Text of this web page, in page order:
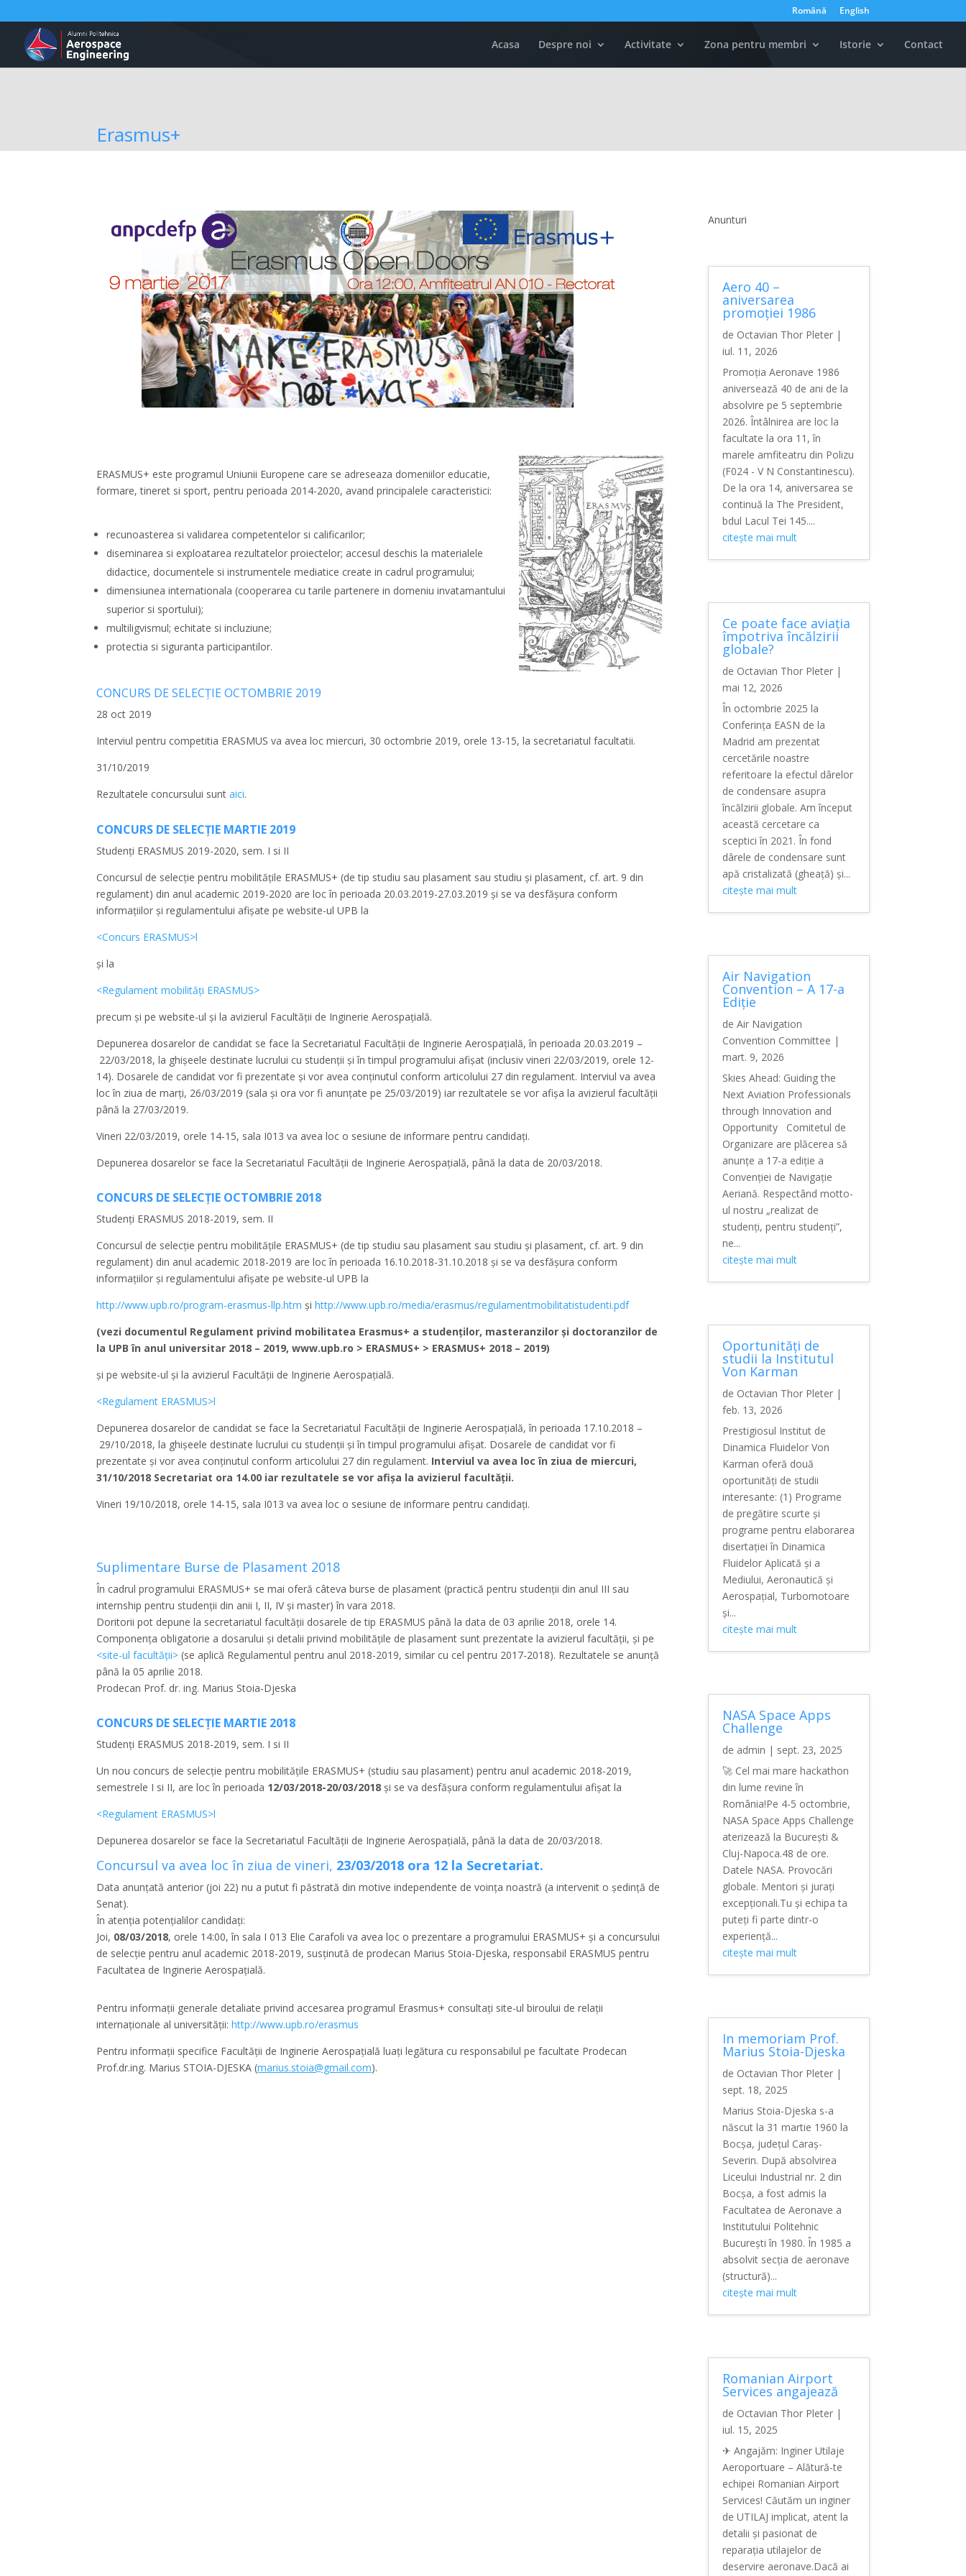
Română English
Acasa Despre noi Activitate Zona pentru membri Istorie Contact
Erasmus+
ERASMUS+ este programul Uniunii Europene care se adreseaza domeniilor educatie,
formare, tineret si sport, pentru perioada 2014-2020, avand principalele caracteristici:
recunoasterea si validarea competentelor si calificarilor;
diseminarea si exploatarea rezultatelor proiectelor; accesul deschis la materialele
didactice, documentele si instrumentele mediatice create in cadrul programului;
dimensiunea internationala (cooperarea cu tarile partenere in domeniu invatamantului
superior si sportului);
multiligvismul; echitate si incluziune;
protectia si siguranta participantilor.
CONCURS DE SELECȚIE OCTOMBRIE 2019
28 oct 2019
Interviul pentru competitia ERASMUS va avea loc miercuri, 30 octombrie 2019, orele 13-15, la secretariatul facultatii.
31/10/2019
Rezultatele concursului suntaici.
CONCURS DE SELECȚIE MARTIE 2019
Studenți ERASMUS 2019-2020, sem. I si II
Concursul de selecție pentru mobilitățile ERASMUS+ (de tip studiu sau plasament sau studiu și plasament, cf. art. 9 din
regulament) din anul academic 2019-2020 are loc în perioada 20.03.2019-27.03.2019 și se va desfășura conform
informațiilor și regulamentului afișate pe website-ul UPB la
<Concurs ERASMUS>l
și la
<Regulament mobilități ERASMUS>
precum și pe website-ul și la avizierul Facultății de Inginerie Aerospațială.
Depunerea dosarelor de candidat se face la Secretariatul Facultății de Inginerie Aerospațială, în perioada 20.03.2019 –
22/03/2018, la ghișeele destinate lucrului cu studenții și în timpul programului afișat (inclusiv vineri 22/03/2019, orele 12-
14). Dosarele de candidat vor fi prezentate și vor avea conținutul conform articolului 27 din regulament. Interviul va avea
loc în ziua de marți, 26/03/2019 (sala și ora vor fi anunțate pe 25/03/2019) iar rezultatele se vor afișa la avizierul facultății
până la 27/03/2019.
Vineri 22/03/2019, orele 14-15, sala I013 va avea loc o sesiune de informare pentru candidați.
Depunerea dosarelor se face la Secretariatul Facultății de Inginerie Aerospațială, până la data de 20/03/2018.
CONCURS DE SELECȚIE OCTOMBRIE 2018
Studenți ERASMUS 2018-2019, sem. II
Concursul de selecție pentru mobilitățile ERASMUS+ (de tip studiu sau plasament sau studiu și plasament, cf. art. 9 din
regulament) din anul academic 2018-2019 are loc în perioada 16.10.2018-31.10.2018 și se va desfășura conform
informațiilor și regulamentului afișate pe website-ul UPB la
http://www.upb.ro/program-erasmus-llp.htm șihttp://www.upb.ro/media/erasmus/regulamentmobilitatistudenti.pdf
(vezi documentul Regulament privind mobilitatea Erasmus+ a studenţilor, masteranzilor şi doctoranzilor de
la UPB în anul universitar 2018 – 2019,www.upb.ro > ERASMUS+ > ERASMUS+ 2018 – 2019)
și pe website-ul și la avizierul Facultății de Inginerie Aerospațială.
<Regulament ERASMUS>l
Depunerea dosarelor de candidat se face la Secretariatul Facultății de Inginerie Aerospațială, în perioada 17.10.2018 –
29/10/2018, la ghișeele destinate lucrului cu studenții și în timpul programului afișat. Dosarele de candidat vor fi
prezentate și vor avea conținutul conform articolului 27 din regulament. Interviul va avea loc în ziua de miercuri,
31/10/2018 Secretariat ora 14.00 iar rezultatele se vor afișa la avizierul facultății.
Vineri 19/10/2018, orele 14-15, sala I013 va avea loc o sesiune de informare pentru candidați.
Suplimentare Burse de Plasament 2018
În cadrul programului ERASMUS+ se mai oferă câteva burse de plasament (practică pentru studenții din anul III sau
internship pentru studenții din anii I, II, IV și master) în vara 2018.
Doritorii pot depune la secretariatul facultății dosarele de tip ERASMUS până la data de 03 aprilie 2018, orele 14.
Componența obligatorie a dosarului și detalii privind mobilitățile de plasament sunt prezentate la avizierul facultății, și pe
<site-ul facultății> (se aplică Regulamentul pentru anul 2018-2019, similar cu cel pentru 2017-2018). Rezultatele se anunță
până la 05 aprilie 2018.
Prodecan Prof. dr. ing. Marius Stoia-Djeska
CONCURS DE SELECȚIE MARTIE 2018
Studenți ERASMUS 2018-2019, sem. I si II
Un nou concurs de selecție pentru mobilitățile ERASMUS+ (studiu sau plasament) pentru anul academic 2018-2019,
semestrele I si II, are loc în perioada 12/03/2018-20/03/2018 și se va desfășura conform regulamentului afișat la
<Regulament ERASMUS>l
Depunerea dosarelor se face la Secretariatul Facultății de Inginerie Aerospațială, până la data de 20/03/2018.
Concursul va avea loc în ziua de vineri, 23/03/2018 ora 12 la Secretariat.
Data anunțată anterior (joi 22) nu a putut fi păstrată din motive independente de voința noastră (a intervenit o ședință de
Senat).
În atenția potențialilor candidați:
Joi, 08/03/2018, orele 14:00, în sala I 013 Elie Carafoli va avea loc o prezentare a programului ERASMUS+ și a concursului
de selecție pentru anul academic 2018-2019, susținută de prodecan Marius Stoia-Djeska, responsabil ERASMUS pentru
Facultatea de Inginerie Aerospațială.
Pentru informații generale detaliate privind accesarea programul Erasmus+ consultați site-ul biroului de relații
internaționale al universității:http://www.upb.ro/erasmus
Pentru informații specifice Facultății de Inginerie Aerospațială luați legătura cu responsabilul pe facultate Prodecan
Prof.dr.ing. Marius STOIA-DJESKA (marius.stoia@gmail.com).
Anunturi
Aero 40 –
aniversarea
promoției 1986
de Octavian Thor Pleter |
iul. 11, 2026
Promoția Aeronave 1986
aniversează 40 de ani de la
absolvire pe 5 septembrie
2026. Întâlnirea are loc la
facultate la ora 11, în
marele amfiteatru din Polizu
(F024 - V N Constantinescu).
De la ora 14, aniversarea se
continuă la The President,
bdul Lacul Tei 145....
citește mai mult
Ce poate face aviația
împotriva încălzirii
globale?
de Octavian Thor Pleter |
mai 12, 2026
În octombrie 2025 la
Conferința EASN de la
Madrid am prezentat
cercetările noastre
referitoare la efectul dârelor
de condensare asupra
încălzirii globale. Am început
această cercetare ca
sceptici în 2021. În fond
dârele de condensare sunt
apă cristalizată (gheață) și...
citește mai mult
Air Navigation
Convention – A 17-a
Ediție
deAir Navigation
Convention Committee |
mart. 9, 2026
Skies Ahead: Guiding the
Next Aviation Professionals
through Innovation and
Opportunity Comitetul de
Organizare are plăcerea să
anunțe a 17-a ediție a
Convenției de Navigație
Aeriană. Respectând motto-
ul nostru „realizat de
studenți, pentru studenți”,
ne...
citește mai mult
Oportunități de
studii la Institutul
Von Karman
de Octavian Thor Pleter |
feb. 13, 2026
Prestigiosul Institut de
Dinamica Fluidelor Von
Karman oferă două
oportunități de studii
interesante: (1) Programe
de pregătire scurte și
programe pentru elaborarea
disertației în Dinamica
Fluidelor Aplicată și a
Mediului, Aeronautică și
Aerospațial, Turbomotoare
și...
citește mai mult
NASA Space Apps
Challenge
de admin | sept. 23, 2025
🚀 Cel mai mare hackathon
din lume revine în
România!Pe 4-5 octombrie,
NASA Space Apps Challenge
aterizează la București &
Cluj-Napoca.48 de ore.
Datele NASA. Provocări
globale. Mentori și jurați
excepționali.Tu și echipa ta
puteți fi parte dintr-o
experiență...
citește mai mult
In memoriam Prof.
Marius Stoia-Djeska
de Octavian Thor Pleter |
sept. 18, 2025
Marius Stoia-Djeska s-a
născut la 31 martie 1960 la
Bocșa, județul Caraș-
Severin. După absolvirea
Liceului Industrial nr. 2 din
Bocșa, a fost admis la
Facultatea de Aeronave a
Institutului Politehnic
București în 1980. În 1985 a
absolvit secția de aeronave
(structură)...
citește mai mult
Romanian Airport
Services angajează
de Octavian Thor Pleter |
iul. 15, 2025
✈ Angajăm: Inginer Utilaje
Aeroportuare – Alătură-te
echipei Romanian Airport
Services! Căutăm un inginer
de UTILAJ implicat, atent la
detalii și pasionat de
reparația utilajelor de
deservire aeronave.Dacă ai